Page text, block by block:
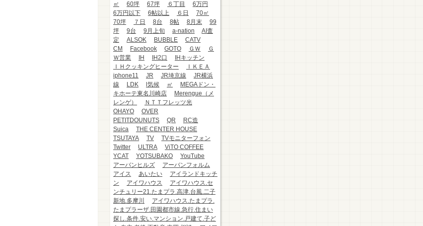
㎡
60坪 67坪 ６丁目
6万円
6万円以下
6帖以上 ６日
70㎡
70坪
７日 8台 8帖 8月末
99
坪
9台 9月上旬 a-nation
AI査
定
ALSOK BUBBLE
CATV
CM
Facebook GOTO ＧＷ
Ｇ
Ｗ営業
IH IH2口
IHキッチン
ＩＨクッキングヒーター
ＩＫＥＡ
iphone11
JR JR埼京線
JR横浜
線
LDK l気候 ㎡
MEGAドン・
キホーテ東名川崎店
Merengue（メ
レンゲ）
ＮＴＴフレッツ光
OHAYO
OVER
PETITDOUNUTS
QR
RC造
Suica
THE CENTER HOUSE
TSUTAYA
TV
TVモニターフォン
Twitter
ULTRA
ViTO COFFEE
YCAT
YOTSUBAKO
YouTube
アーバンヒルズ
アーバンフォルム
アイス
あいたい
アイランドキッチ
ン
アイワハウス
アイワハウス.セ
ンチュリー21.たまプラ.高津.台風.二子
新地.多摩川
アイワハウス.たまプラ.
たまプラーザ.田園都市線.急行.住まい
探し.条件.安い.マンション.戸建て.子ど